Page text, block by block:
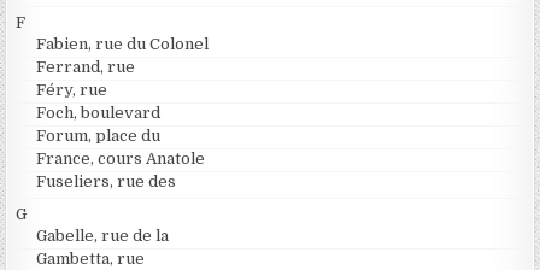
F
Fabien, rue du Colonel
Ferrand, rue
Féry, rue
Foch, boulevard
Forum, place du
France, cours Anatole
Fuseliers, rue des
G
Gabelle, rue de la
Gambetta, rue